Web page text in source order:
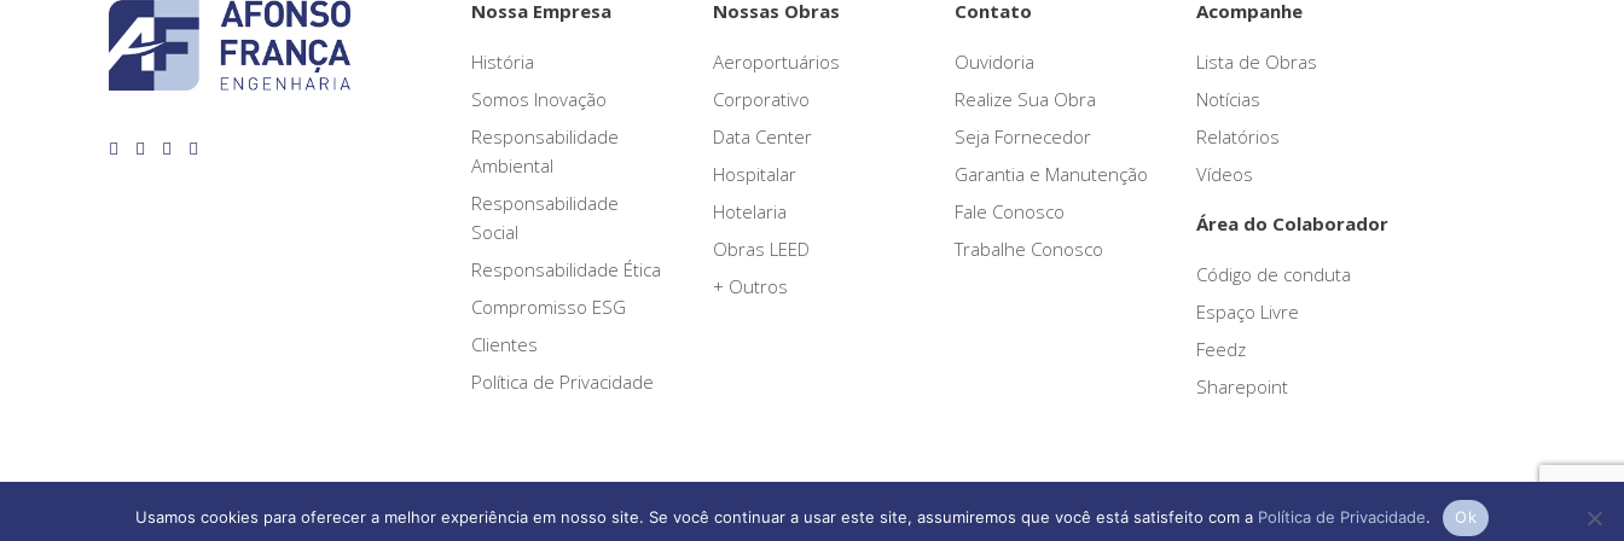
Nossa Empresa
História
Somos Inovação
Responsabilidade
Ambiental
Responsabilidade
Social
Responsabilidade Ética
Compromisso ESG
Clientes
Política de Privacidade
Nossas Obras
Aeroportuários
Corporativo
Data Center
Hospitalar
Hotelaria
Obras LEED
+ Outros
Contato
Ouvidoria
Realize Sua Obra
Seja Fornecedor
Garantia e Manutenção
Fale Conosco
Trabalhe Conosco
Acompanhe
Lista de Obras
Notícias
Relatórios
Vídeos
Área do Colaborador
Código de conduta
Espaço Livre
Feedz
Sharepoint
Afonso França Engenharia © 2026 Todos os direitos reservados
Usamos cookies para oferecer a melhor experiência em nosso site. Se você continuar a usar este site, assumiremos que você está satisfeito com a Política de Privacidade. Ok